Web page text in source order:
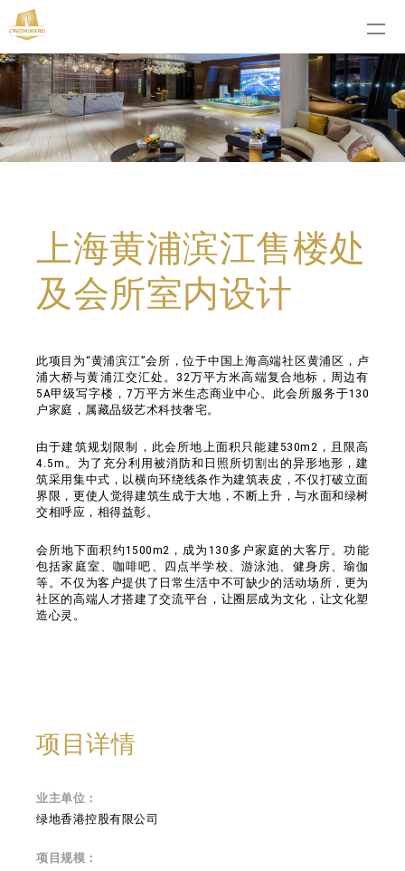
上海黄浦滨江售楼处
及会所室内设计
此项目为“黄浦滨江”会所，位于中国上海高端社区黄浦区，卢
浦大桥与黄浦江交汇处。32万平方米高端复合地标，周边有
5A甲级写字楼，7万平方米生态商业中心。此会所服务于130
户家庭，属藏品级艺术科技奢宅。
由于建筑规划限制，此会所地上面积只能建530m2，且限高
4.5m。为了充分利用被消防和日照所切割出的异形地形，建
筑采用集中式，以横向环绕线条作为建筑表皮，不仅打破立面
界限，更使人觉得建筑生成于大地，不断上升，与水面和绿树
交相呼应，相得益彰。
会所地下面积约1500m2，成为130多户家庭的大客厅。功能
包括家庭室、咖啡吧、四点半学校、游泳池、健身房、瑜伽
等。不仅为客户提供了日常生活中不可缺少的活动场所，更为
社区的高端人才搭建了交流平台，让圈层成为文化，让文化塑
造心灵。
项目详情
业主单位：
绿地香港控股有限公司
项目规模：